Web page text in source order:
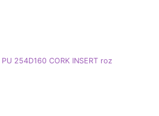
PU 254D160 CORK INSERT roz